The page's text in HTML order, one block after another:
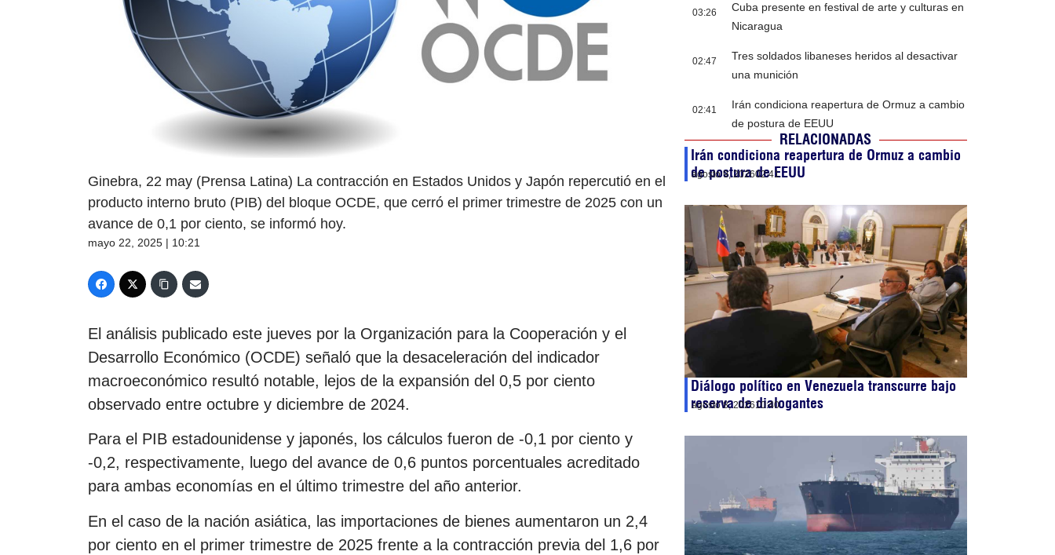
Ginebra, 22 may (Prensa Latina) La contracción en Estados Unidos y Japón repercutió en el
producto interno bruto (PIB) del bloque OCDE, que cerró el primer trimestre de 2025 con un
avance de 0,1 por ciento, se informó hoy.
mayo 22, 2025 | 10:21
El análisis publicado este jueves por la Organización para la Cooperación y el
Desarrollo Económico (OCDE) señaló que la desaceleración del indicador
macroeconómico resultó notable, lejos de la expansión del 0,5 por ciento
observado entre octubre y diciembre de 2024.
Para el PIB estadounidense y japonés, los cálculos fueron de -0,1 por ciento y
-0,2, respectivamente, luego del avance de 0,6 puntos porcentuales acreditado
para ambas economías en el último trimestre del año anterior.
En el caso de la nación asiática, las importaciones de bienes aumentaron un 2,4
por ciento en el primer trimestre de 2025 frente a la contracción previa del 1,6 por
03:26
Cuba presente en festival de arte y culturas en
Nicaragua
02:47
Tres soldados libaneses heridos al desactivar
una munición
02:41
Irán condiciona reapertura de Ormuz a cambio
de postura de EEUU
RELACIONADAS
Irán condiciona reapertura de Ormuz a cambio
de postura de EEUU
agosto 9, 202602:41
Diálogo político en Venezuela transcurre bajo
reserva de dialogantes
agosto 8, 202610:40